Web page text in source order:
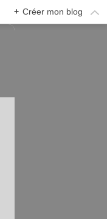
+ Créer mon blog